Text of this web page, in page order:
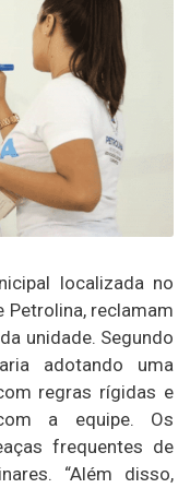
localizada no
Petrolina, reclamam
unidade. Segundo
adotando uma
regras rígidas e
a equipe. Os
frequentes de
“Além disso,